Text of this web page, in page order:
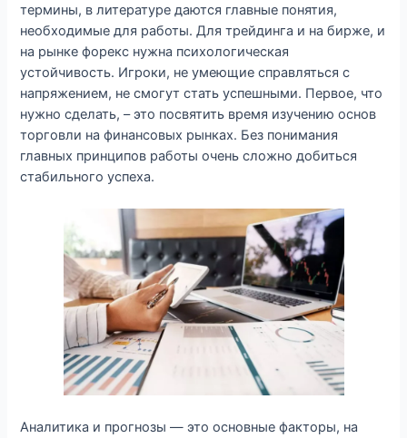
термины, в литературе даются главные понятия,
необходимые для работы. Для трейдинга и на бирже, и
на рынке форекс нужна психологическая
устойчивость. Игроки, не умеющие справляться с
напряжением, не смогут стать успешными. Первое, что
нужно сделать, – это посвятить время изучению основ
торговли на финансовых рынках. Без понимания
главных принципов работы очень сложно добиться
стабильного успеха.
Аналитика и прогнозы — это основные факторы, на